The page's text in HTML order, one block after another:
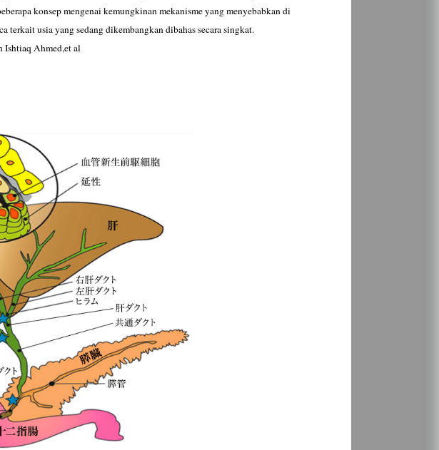
konsep mengenai kemungkinan mekanisme yang menyebabkan di
terkait usia yang sedang dikembangkan dibahas secara singkat.
Ishtiaq Ahmed,et al